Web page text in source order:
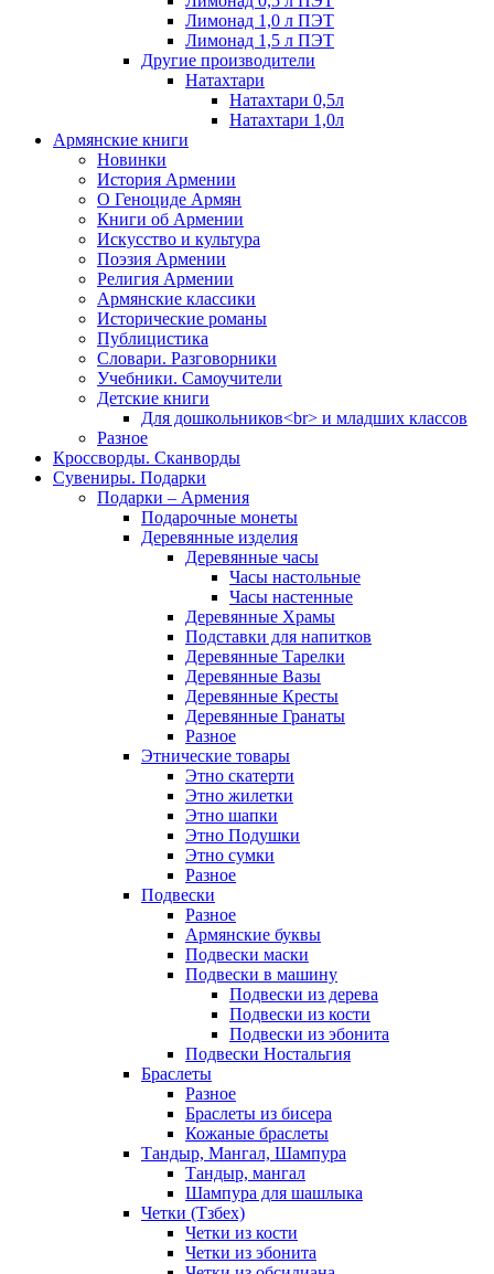
Лимонад 1,0 л ПЭТ
Лимонад 1,5 л ПЭТ
Другие производители
Натахтари
Натахтари 0,5л
Натахтари 1,0л
Армянские книги
Новинки
История Армении
О Геноциде Армян
Книги об Армении
Иcкусство и культура
Поэзия Армении
Религия Армении
Армянские классики
Исторические романы
Публицистика
Словари. Разговорники
Учебники. Самоучители
Детские книги
Для дошкольников<br> и младших классов
Разное
Кроссворды. Сканворды
Сувениры. Подарки
Подарки – Армения
Подарочные монеты
Деревянные изделия
Деревянные часы
Часы настольные
Часы настенные
Деревянные Храмы
Подставки для напитков
Деревянные Тарелки
Деревянные Вазы
Деревянные Кресты
Деревянные Гранаты
Разное
Этнические товары
Этно скатерти
Этно жилетки
Этно шапки
Этно Подушки
Этно сумки
Разное
Подвески
Разное
Армянские буквы
Подвески маски
Подвески в машину
Подвески из дерева
Подвески из кости
Подвески из эбонита
Подвески Ностальгия
Браслеты
Разное
Браслеты из бисера
Кожаные браслеты
Тандыр, Мангал, Шампура
Тандыр, мангал
Шампура для шашлыка
Четки (Тзбех)
Четки из кости
Четки из эбонита